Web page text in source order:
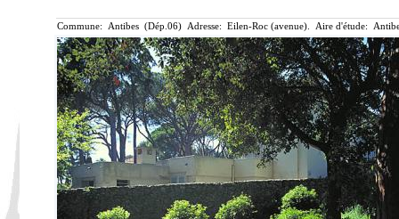
Commune: Antibes (Dép.06) Adresse: Eilen-Roc (avenue). Aire d'étude: